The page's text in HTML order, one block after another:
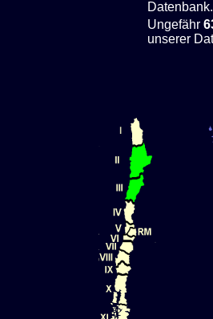
Datenbank.
Ungefähr
unserer